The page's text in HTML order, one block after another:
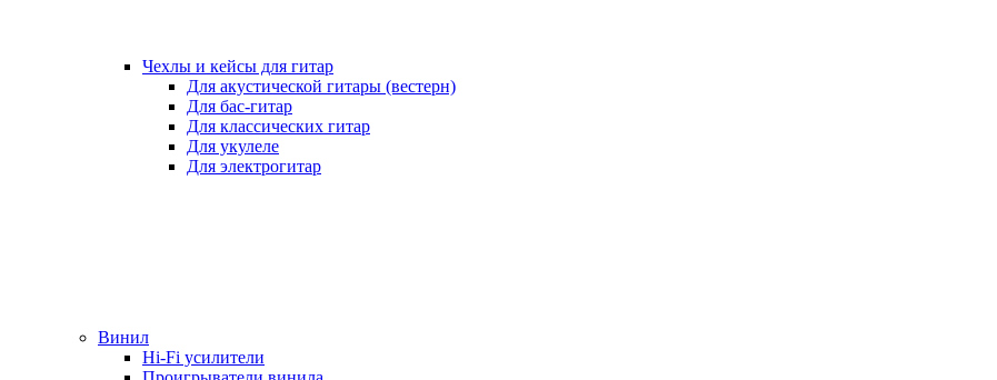
Чехлы и кейсы для гитар
Для акустической гитары (вестерн)
Для бас-гитар
Для классических гитар
Для укулеле
Для электрогитар
Винил
Hi-Fi усилители